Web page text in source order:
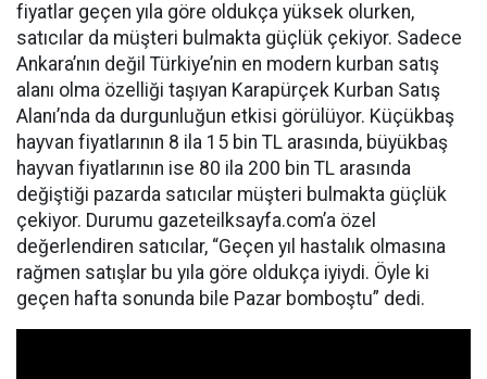
fiyatlar geçen yıla göre oldukça yüksek olurken,
satıcılar da müşteri bulmakta güçlük çekiyor. Sadece
Ankara’nın değil Türkiye’nin en modern kurban satış
alanı olma özelliği taşıyan Karapürçek Kurban Satış
Alanı’nda da durgunluğun etkisi görülüyor. Küçükbaş
hayvan fiyatlarının 8 ila 15 bin TL arasında, büyükbaş
hayvan fiyatlarının ise 80 ila 200 bin TL arasında
değiştiği pazarda satıcılar müşteri bulmakta güçlük
çekiyor. Durumu gazeteilksayfa.com’a özel
değerlendiren satıcılar, “Geçen yıl hastalık olmasına
rağmen satışlar bu yıla göre oldukça iyiydi. Öyle ki
geçen hafta sonunda bile Pazar bomboştu” dedi.